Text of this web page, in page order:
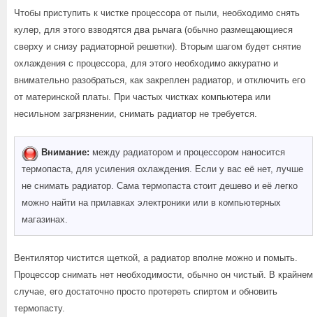
Чтобы приступить к чистке процессора от пыли, необходимо снять
кулер, для этого взводятся два рычага (обычно размещающиеся
сверху и снизу радиаторной решетки). Вторым шагом будет снятие
охлаждения с процессора, для этого необходимо аккуратно и
внимательно разобраться, как закреплен радиатор, и отключить его
от материнской платы. При частых чистках компьютера или
несильном загрязнении, снимать радиатор не требуется.
Внимание: между радиатором и процессором наносится
термопаста, для усиления охлаждения. Если у вас её нет, лучше
не снимать радиатор. Сама термопаста стоит дешево и её легко
можно найти на прилавках электроники или в компьютерных
магазинах.
Вентилятор чистится щеткой, а радиатор вполне можно и помыть.
Процессор снимать нет необходимости, обычно он чистый. В крайнем
случае, его достаточно просто протереть спиртом и обновить
термопасту.